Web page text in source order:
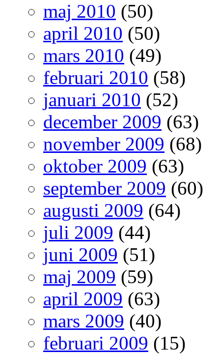
maj 2010 (50)
april 2010 (50)
mars 2010 (49)
februari 2010 (58)
januari 2010 (52)
december 2009 (63)
november 2009 (68)
oktober 2009 (63)
september 2009 (60)
augusti 2009 (64)
juli 2009 (44)
juni 2009 (51)
maj 2009 (59)
april 2009 (63)
mars 2009 (40)
februari 2009 (15)